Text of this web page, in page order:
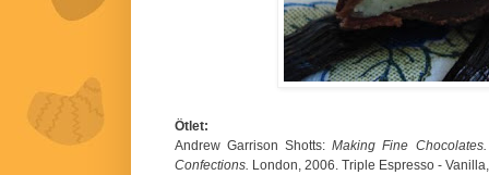
Ötlet:
Andrew Garrison Shotts:Making Fine
Confections.
London, 2006. Triple Espresso -